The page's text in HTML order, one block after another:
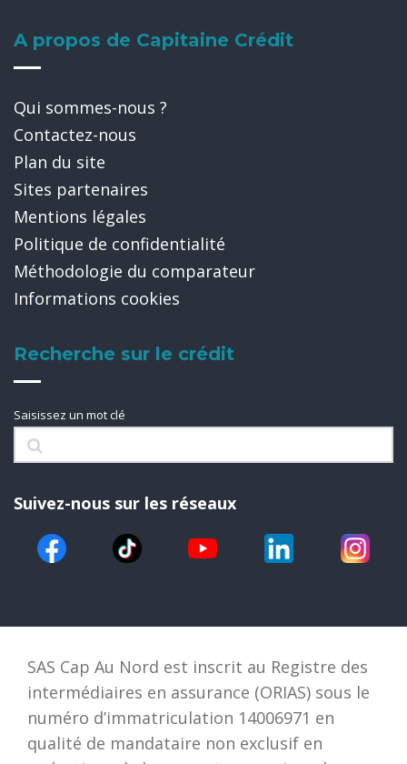
A propos de Capitaine Crédit
Qui sommes-nous ?
Contactez-nous
Plan du site
Sites partenaires
Mentions légales
Politique de confidentialité
Méthodologie du comparateur
Informations cookies
Recherche sur le crédit
Saisissez un mot clé
Suivez-nous sur les réseaux
SAS Cap Au Nord est inscrit au Registre des
intermédiaires en assurance (ORIAS) sous le
numéro d’immatriculation 14006971 en
qualité de mandataire non exclusif en